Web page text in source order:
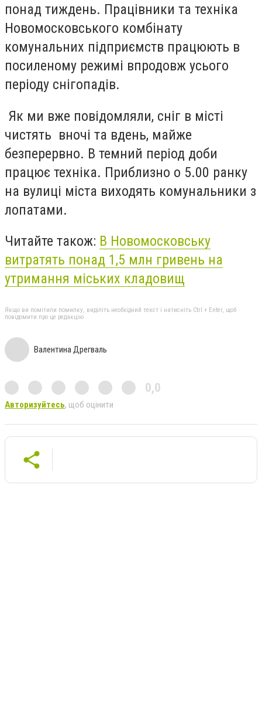
понад тиждень. Працівники та техніка
Новомосковського комбінату
комунальних підприємств працюють в
посиленому режимі впродовж усього
періоду снігопадів.
Як ми вже повідомляли, сніг в місті
чистять вночі та вдень, майже
безперервно. В темний період доби
працює техніка. Приблизно о 5.00 ранку
на вулиці міста виходять комунальники з
лопатами.
Читайте також: В Новомосковську
витратять понад 1,5 млн гривень на
утримання міських кладовищ
Якщо ви помітили помилку, виділіть необхідний текст і натисніть Ctrl + Enter, щоб
повідомити про це редакцію
Валентина Дрегваль
0,0
Авторизуйтесь, щоб оцінити